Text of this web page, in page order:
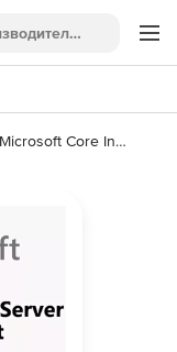
Microsoft Core Infrastructure Server Suite Standard